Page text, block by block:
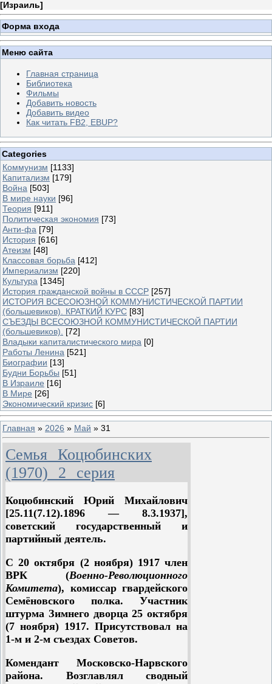
[Израиль]
Форма входа
Меню сайта
Главная страница
Библиотека
Фильмы
Добавить новость
Добавить видео
Как читать FB2, EBUP?
Categories
Коммунизм [1133]
Капитализм [179]
Война [503]
В мире науки [96]
Теория [911]
Политическая экономия [73]
Анти-фа [79]
История [616]
Атеизм [48]
Классовая борьба [412]
Империализм [220]
Культура [1345]
История гражданской войны в СССР [257]
ИСТОРИЯ ВСЕСОЮЗНОЙ КОММУНИСТИЧЕСКОЙ ПАРТИИ
(большевиков). КРАТКИЙ КУРС [83]
СЪЕЗДЫ ВСЕСОЮЗНОЙ КОММУНИСТИЧЕСКОЙ ПАРТИИ
(большевиков).
[72]
Владыки капиталистического мира [0]
Работы Ленина [521]
Биографии [13]
Будни Борьбы [51]
В Израиле [16]
В Мире [26]
Экономический кризис [6]
Главная » 2026 » Май » 31
Семья Коцюбинских
(1970) 2 серия
Коцюбинский Юрий Михайлович
[25.11(7.12).1896 — 8.3.1937],
советский государственный и
партийный деятель.
С 20 октября (2 ноября) 1917 член
ВРК (Военно-Революционного
Комитета), комиссар гвардейского
Семёновского полка. Участник
штурма Зимнего дворца 25 октября
(7 ноября) 1917. Присутствовал на
1-м и 2-м съездах Советов.
Комендант Московско-Нарвского
района. Возглавлял сводный